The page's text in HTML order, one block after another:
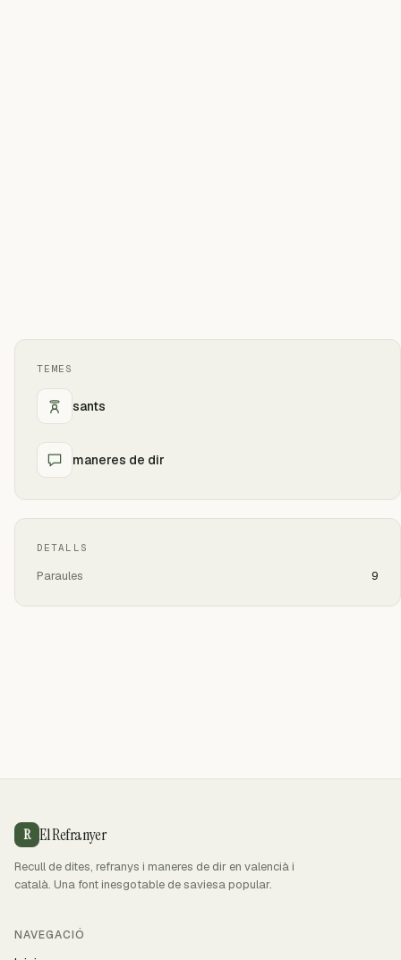
TEMES
sants
maneres de dir
DETALLS
Paraules 9
R El Refranyer
Recull de dites, refranys i maneres de dir en valencià i
català. Una font inesgotable de saviesa popular.
NAVEGACIÓ